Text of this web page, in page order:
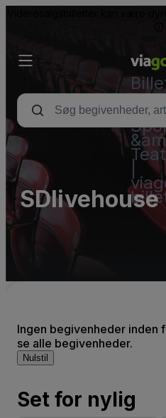
-
SDlivehouse
Ingen begivenheder inden
se alle begivenheder.
Nulstil
Set for nylig